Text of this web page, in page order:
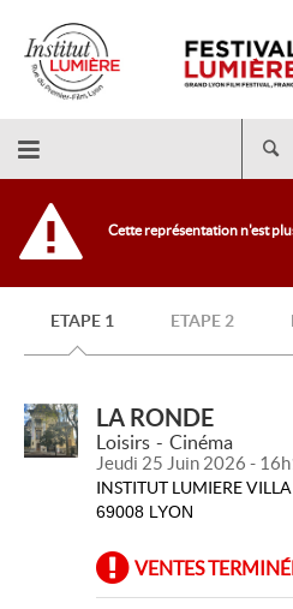
Retour
l'accueil
Cette représentation n'est
ETAPE 1 ETAPE 2
LA RONDE
Loisirs Cinéma
Jeudi 25 Juin 2026 -
INSTITUT LUMIERE VILLA
69008 LYON
VENTES